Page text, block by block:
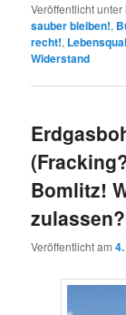
Veröffentlicht unter
sauber bleiben!,
recht!,
Widerstand
Bomlitz!
zulassen?
Veröffentlicht am